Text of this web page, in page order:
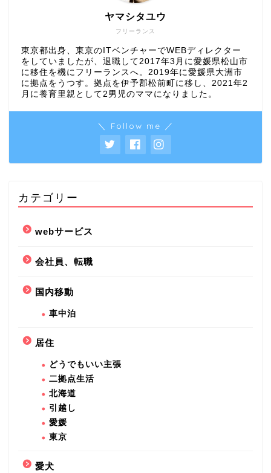
フリーランス
ヤマシタユウ
東京都出身、東京のITベンチャーでWEBディレクター
をしていましたが、退職して2017年3月に愛媛県松山市
に移住を機にフリーランスへ。2019年に愛媛県大洲市
に拠点をうつす。拠点を伊予郡松前町に移し、2021年2
月に養育里親として2男児のママになりました。
＼ Follow me ／
カテゴリー
webサービス
会社員、転職
国内移動
車中泊
居住
どうでもいい主張
二拠点生活
北海道
引越し
愛媛
東京
愛犬